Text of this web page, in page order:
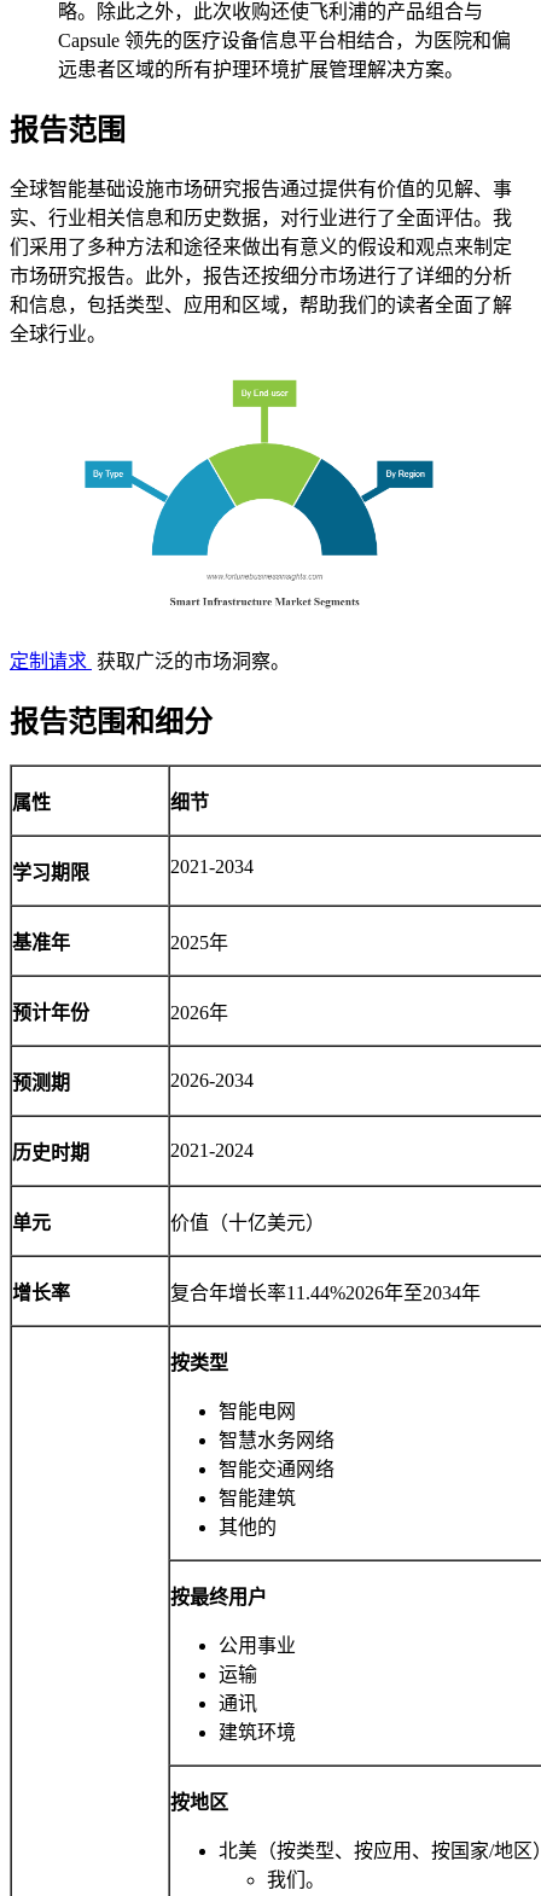
略。除此之外，此次收购还使飞利浦的产品组合与
Capsule 领先的医疗设备信息平台相结合，为医院和偏
远患者区域的所有护理环境扩展管理解决方案。
报告范围
全球智能基础设施市场研究报告通过提供有价值的见解、事
实、行业相关信息和历史数据，对行业进行了全面评估。我
们采用了多种方法和途径来做出有意义的假设和观点来制定
市场研究报告。此外，报告还按细分市场进行了详细的分析
和信息，包括类型、应用和区域，帮助我们的读者全面了解
全球行业。
定制请求 获取广泛的市场洞察。
报告范围和细分
属性 细节
学习期限 2021-2034
基准年 2025年
预计年份 2026年
预测期 2026-2034
历史时期 2021-2024
单元 价值（十亿美元）
增长率 复合年增长率11.44%2026年至2034年
按类型
智能电网
智慧水务网络
智能交通网络
智能建筑
其他的
按最终用户
公用事业
运输
通讯
建筑环境
按地区
北美（按类型、按应用、按国家/地区
我们。